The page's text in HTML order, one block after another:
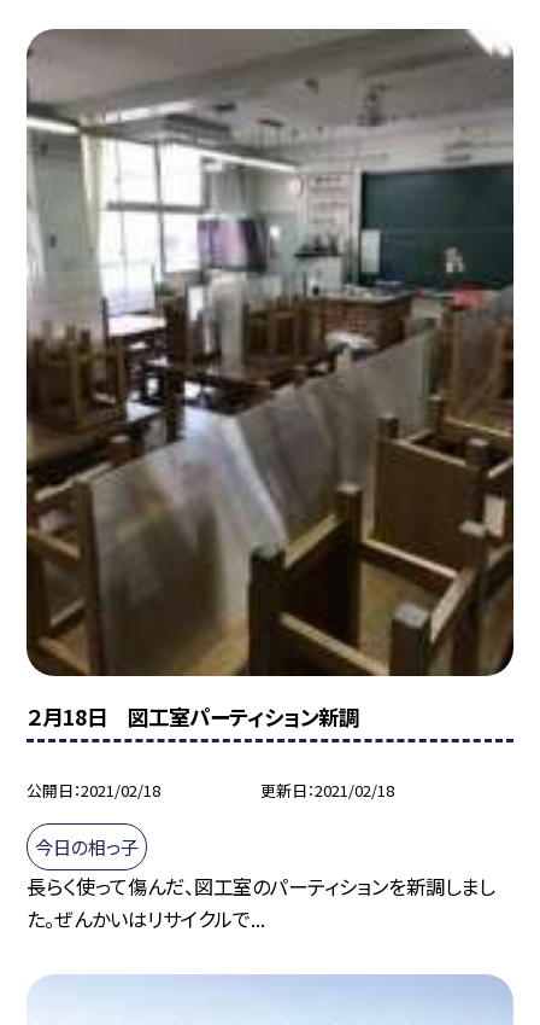
２月18日 図工室パーティション新調
公開日 2021/02/18 更新日 2021/02/18
今日の相っ子
長らく使って傷んだ、図工室のパーティションを新調しまし
た。ぜんかいはリサイクルで...